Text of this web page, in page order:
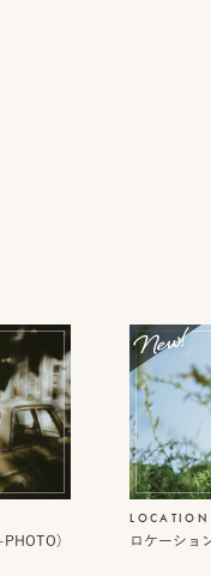
）
LOCATION
ロケーショ